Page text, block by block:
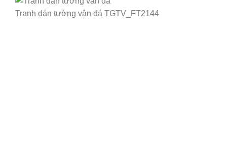
Tranh dán tường vân đá TGTV_FT2144